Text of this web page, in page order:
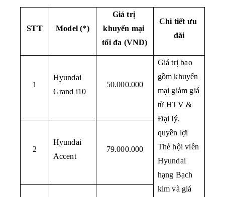
STT Model (*)
Giá trị
khuyến mại
tối đa (VND)
Chi tiết ưu
đãi
1
Hyundai
Grand i10
50.000.000
Giá trị bao
gồm khuyến
mại giảm giá
từ HTV &
Đại lý,
quyền lợi
Thẻ hội viên
Hyundai
hạng Bạch
kim và giá
2
Hyundai
Accent
79.000.000